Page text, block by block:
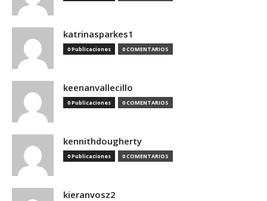
katrinasparkes1
0 Publicaciones 0 COMENTARIOS
keenanvallecillo
0 Publicaciones 0 COMENTARIOS
kennithdougherty
0 Publicaciones 0 COMENTARIOS
kieranvosz2